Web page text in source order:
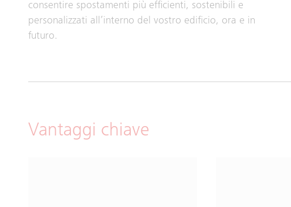
consentire spostamenti più efficienti, sostenibili e
personalizzati all’interno del vostro edificio, ora e in
futuro.
Vantaggi chiave